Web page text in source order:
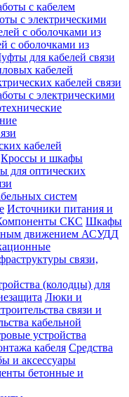
с кабелем
с электрическими
с оболочками из
с оболочками из
для кабелей связи
кабелей
кабелей связи
с электрическими
кабелей
Кроссы и шкафы
для оптических
систем
Источники питания и
СКС Шкафы
движением АСУДД
связи,
(колодцы) для
Люки и
связи и
кабельной
устройства
кабеля Средства
и аксессуары
бетонные и